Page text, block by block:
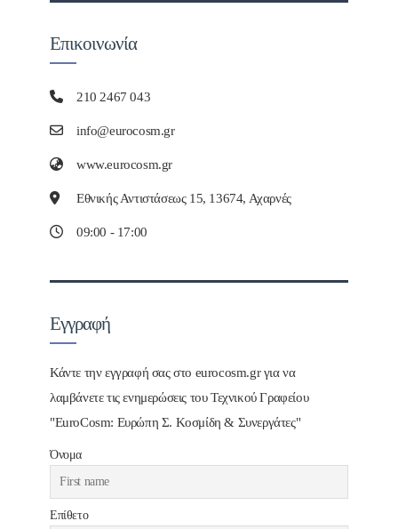
Επικοινωνία
210 2467 043
info@eurocosm.gr
www.eurocosm.gr
Εθνικής Αντιστάσεως 15, 13674, Αχαρνές
09:00 - 17:00
Εγγραφή
Κάντε την εγγραφή σας στο eurocosm.gr για να
λαμβάνετε τις ενημερώσεις του Τεχνικού Γραφείου
"EuroCosm: Ευρώπη Σ. Κοσμίδη & Συνεργάτες"
Όνομα
Επίθετο